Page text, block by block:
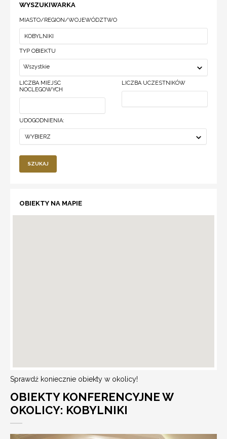
WYSZUKIWARKA
MIASTO/REGION/WOJEWÓDZTWO
TYP OBIEKTU
Wszystkie
LICZBA MIEJSC
NOCLEGOWYCH
LICZBA UCZESTNIKÓW
UDOGODNIENIA:
WYBIERZ
SZUKAJ
OBIEKTY NA MAPIE
Sprawdź koniecznie obiekty w okolicy!
OBIEKTY KONFERENCYJNE W
OKOLICY: KOBYLNIKI